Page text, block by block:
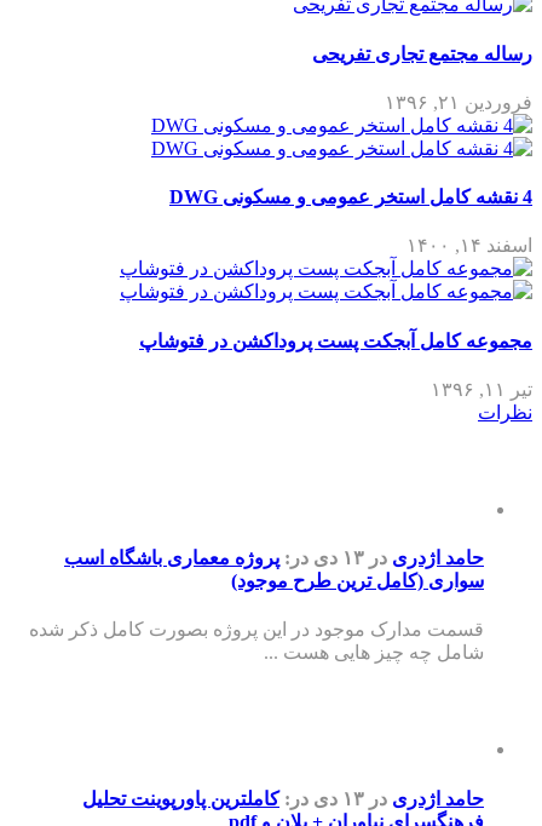
رساله مجتمع تجاری تفریحی
فروردین ۲۱, ۱۳۹۶
4 نقشه کامل استخر عمومی و مسکونی DWG
اسفند ۱۴, ۱۴۰۰
مجموعه کامل آبجکت پست پروداکشن در فتوشاپ
تیر ۱۱, ۱۳۹۶
نظرات
حامد اژدری در ۱۳ دی در: پروژه معماری باشگاه اسب
سواری (کامل ترین طرح موجود)
قسمت مدارک موجود در این پروژه بصورت کامل ذکر شده
شامل چه چیز هایی هست ...
حامد اژدری در ۱۳ دی در:کاملترین پاورپوینت تحلیل
فرهنگسرای نیاوران + پلان و pdf